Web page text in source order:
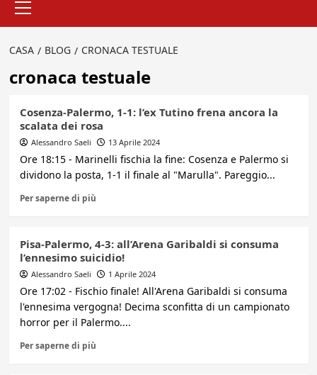
principale
CASA BLOG CRONACA TESTUALE
cronaca testuale
Cosenza-Palermo, 1-1: l’ex Tutino frena ancora la
scalata dei rosa
Alessandro Saeli 13 Aprile 2024
Ore 18:15 - Marinelli fischia la fine: Cosenza e Palermo si
dividono la posta, 1-1 il finale al "Marulla". Pareggio...
Per saperne di più
Pisa-Palermo, 4-3: all’Arena Garibaldi si consuma
l’ennesimo suicidio!
Alessandro Saeli 1 Aprile 2024
Ore 17:02 - Fischio finale! All'Arena Garibaldi si consuma
l'ennesima vergogna! Decima sconfitta di un campionato
horror per il Palermo....
Per saperne di più